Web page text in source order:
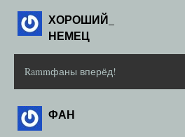
ХОРОШИЙ_
НЕМЕЦ
Rammфаны вперёд!
ФАН